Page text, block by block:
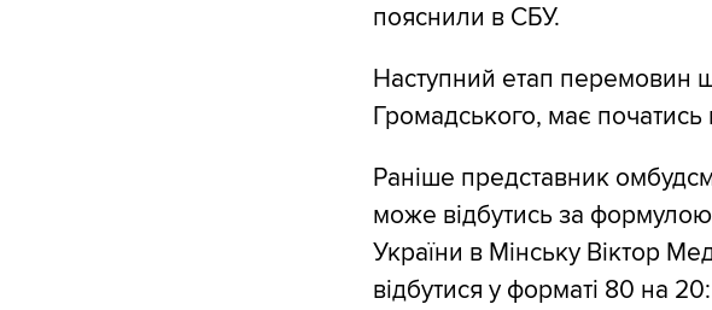
пояснили в СБУ.
Наступний етап перемовин
Громадського, має початись
Раніше представник
може відбутись за
України в Мінську Віктор
відбутися у форматі 80 на